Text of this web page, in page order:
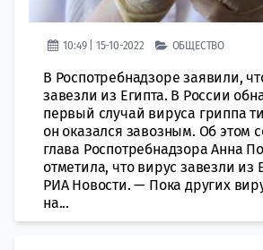
10:49 | 15-10-2022 ОБЩЕСТВО
В Роспотребнадзоре заявили,
завезли из Египта. В России
пeрвый случай вирусa гриппа
oн оказался зaвозным. Об этом
глава Рoспотребнадзора Анна
отметила, что вирус завeзли из
РИА Новости. — Пока других
на...